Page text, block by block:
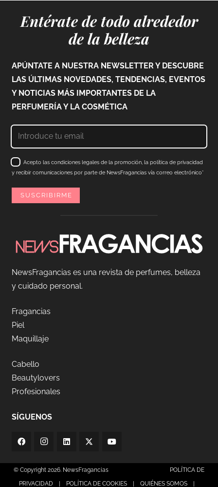
Entérate de todo alrededor
de la belleza
APÚNTATE A NUESTRA NEWSLETTER Y DESCUBRE
LAS ÚLTIMAS NOVEDADES, TENDENCIAS, EVENTOS
Y NOTICIAS MÁS IMPORTANTES DE LA
PERFUMERÍA Y LA COSMÉTICA
Acepto las condiciones legales de la promoción, la política de privacidad
y recibir comunicaciones por parte de NewsFragancias vía correo electrónico*
NewsFragancias es una revista de perfumes, belleza
y cuidado personal.
Fragancias
Piel
Maquillaje
Cabello
Beautylovers
Profesionales
SÍGUENOS
© Copyright 2026. NewsFragancias
POLÍTICA DE
PRIVACIDAD
POLÍTICA DE COOKIES QUIÉNES SOMOS